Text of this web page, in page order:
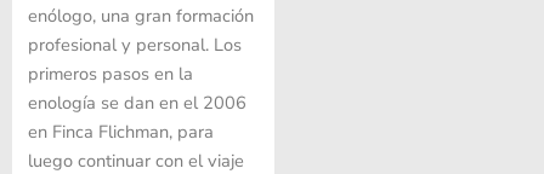
enólogo, una gran formación
profesional y personal. Los
primeros pasos en la
enología se dan en el 2006
en Finca Flichman, para
luego continuar con el viaje